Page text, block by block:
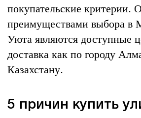
покупательские критерии.
преимуществами выбора в
Уюта являются доступные
доставка как по городу
Казахстану.
5 причин купить